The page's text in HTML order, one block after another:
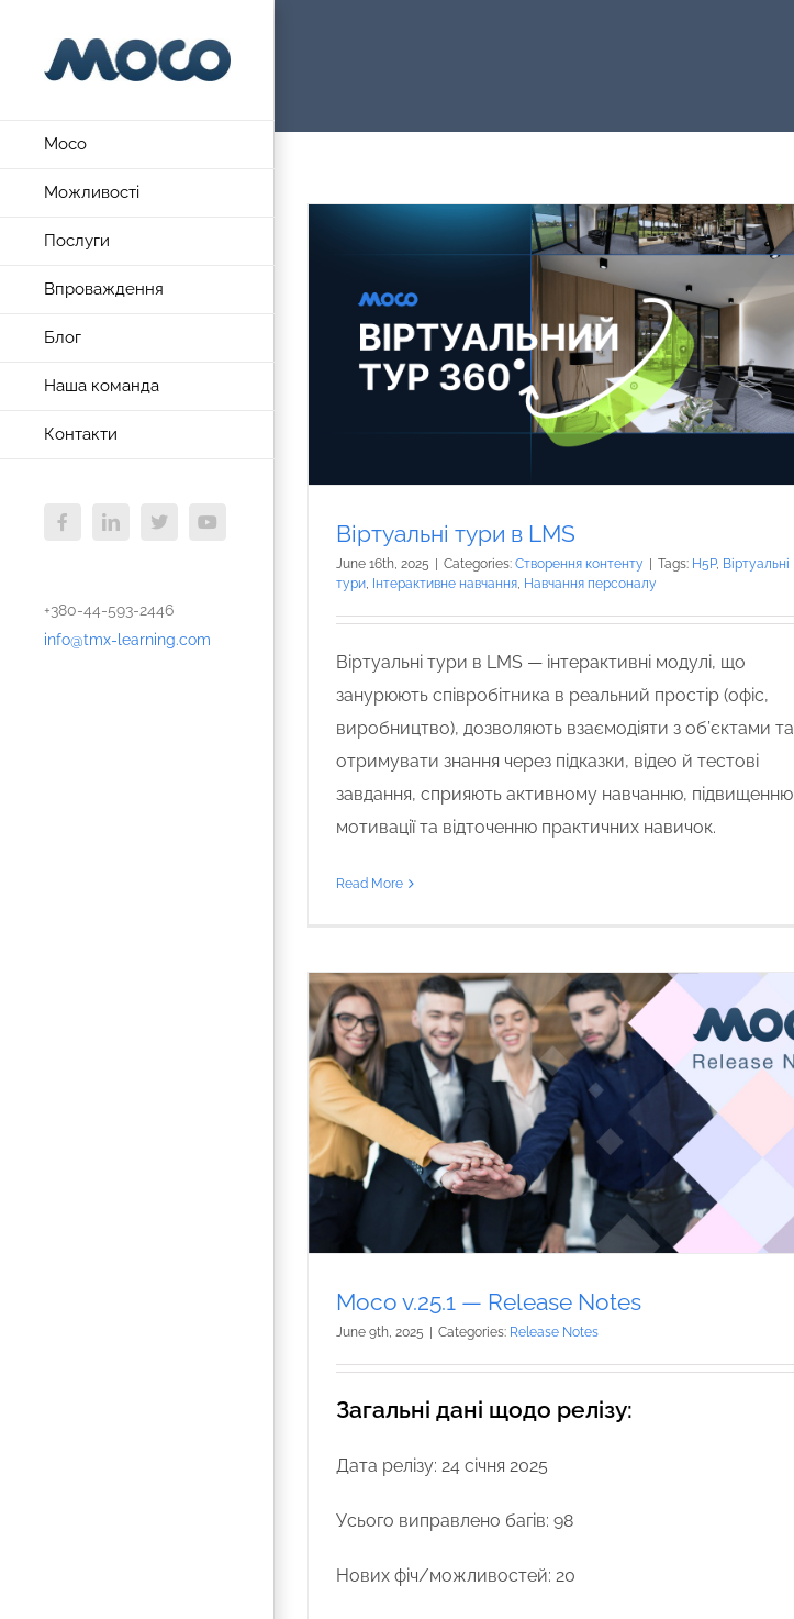
content
Moco
Можливості
Послуги
Впроваждення
Блог
Наша команда
Контакти
FacebookLinkedIn
X YouTube
+380-44-593-2446
info@tmx-learning.com
Віртуальні тури в LMS
June 16th, 2025 Categories: Створення контенту Tags: H5P, Віртуальні
тури, Інтерактивне навчання, Навчання персоналу
Віртуальні тури в LMS — інтерактивні модулі, що
занурюють співробітника в реальний простір (офіс,
виробництво), дозволяють взаємодіяти з об’єктами та
отримувати знання через підказки, відео й тестові
завдання, сприяють активному навчанню, підвищенню
мотивації та відточенню практичних навичок.
Read More
Moco v.25.1 — Release Notes
June 9th, 2025 Categories: Release Notes
Загальні дані щодо релізу:
Дата релізу: 24 січня 2025
Усього виправлено багів: 98
Нових фіч/можливостей: 20